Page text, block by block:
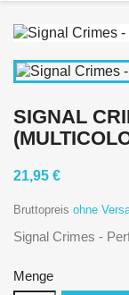
SIGNAL
21,95 €
Bruttopreis ohne
Signal Crimes -
Menge